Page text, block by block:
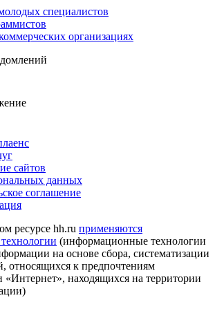
специалистов
организациях
сайтов
данных
соглашение
ресурсе hh.ru применяются
(информационные технологии
на основе сбора, систематизации
относящихся к предпочтениям
«Интернет», находящихся на территории